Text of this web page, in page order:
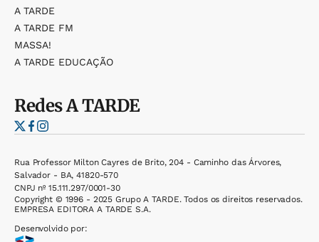
A TARDE
A TARDE FM
MASSA!
A TARDE EDUCAÇÃO
RedesA TARDE
Rua Professor Milton Cayres de Brito, 204 - Caminho das Árvores,
Salvador - BA, 41820-570
CNPJ nº 15.111.297/0001-30
Copyright © 1996 - 2025 Grupo A TARDE. Todos os direitos reservados.
EMPRESA EDITORA A TARDE S.A.
Desenvolvido por: